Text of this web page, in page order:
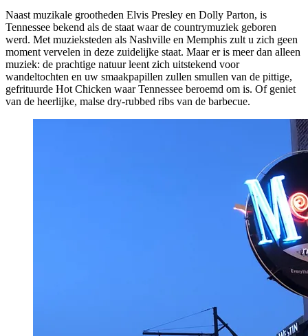
Naast muzikale grootheden Elvis Presley en Dolly Parton, is
Tennessee bekend als de staat waar de countrymuziek geboren
werd. Met muzieksteden als Nashville en Memphis zult u zich geen
moment vervelen in deze zuidelijke staat. Maar er is meer dan alleen
muziek: de prachtige natuur leent zich uitstekend voor
wandeltochten en uw smaakpapillen zullen smullen van de pittige,
gefrituurde Hot Chicken waar Tennessee beroemd om is. Of geniet
van de heerlijke, malse dry-rubbed ribs van de barbecue.